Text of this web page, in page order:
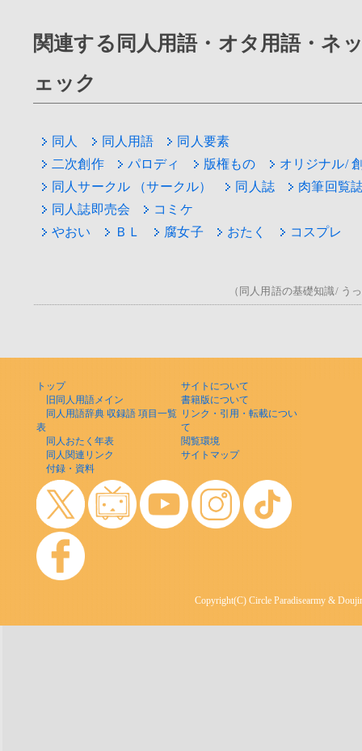
関連する同人用語・オタ用語・ネ
ェック
同人 同人用語
同人要素
二次創作
パロディ 版権もの
オリジナル/
同人サークル （サークル）
同人誌
肉筆回覧
同人誌即売会
コミケ
やおい
ＢＬ 腐女子 おたく コスプレ
（同人用語の基礎知識/ う
トップ
旧同人用語メイン
同人用語辞典 収録語 項目一覧
表
同人おたく年表
同人関連リンク
付録・資料
サイトについて
書籍版について
リンク・引用・転載につい
て
閲覧環境
サイトマップ
Copyright(C) Circle Paradisearmy &